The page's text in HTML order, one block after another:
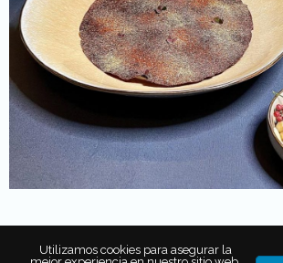
Mientras queErick Alfredo Bautista
Utilizamos cookies para asegurar la